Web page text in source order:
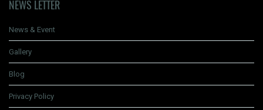
NEWS LETTER
News & Event
Gallery
Blog
Privacy Policy